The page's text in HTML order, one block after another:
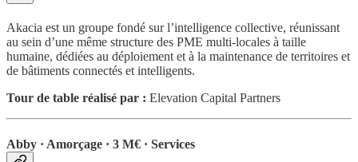
Akacia est un groupe fondé sur l’intelligence collective, réunissant
au sein d’une même structure des PME multi-locales à taille
humaine, dédiées au déploiement et à la maintenance de territoires et
de bâtiments connectés et intelligents.
Tour de table réalisé par : Elevation Capital Partners
Abby · Amorçage · 3 M€ · Services